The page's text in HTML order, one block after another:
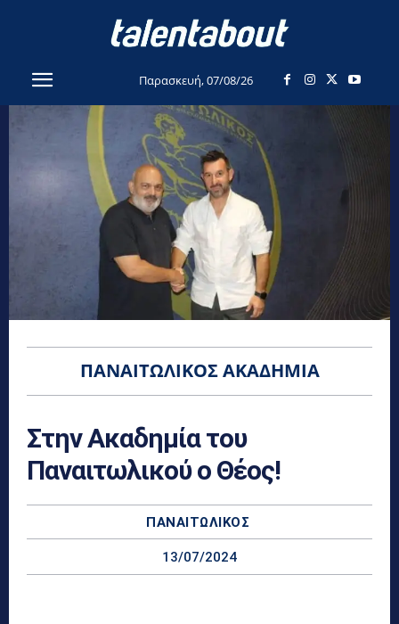
Παρασκευή, 07/08/26
ΠΑΝΑΙΤΩΛΙΚΌΣ ΑΚΑΔΗΜΊΑ
Στην Ακαδημία του
Παναιτωλικού ο Θέος!
ΠΑΝΑΙΤΩΛΙΚΌΣ
13/07/2024